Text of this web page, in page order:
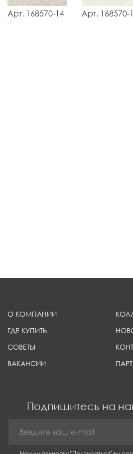
Арт. 168570-14 Арт. 168570-
О КОМПАНИИ
ГДЕ КУПИТЬ
СОВЕТЫ
ВАКАНСИИ
Подпишитесь на